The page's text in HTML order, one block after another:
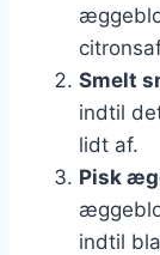
Smelt
indtil
lidt af.
Pisk
indtil